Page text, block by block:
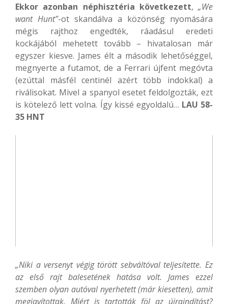
Ekkor azonban néphisztéria következett, „We
want Hunt”-ot skandálva a közönség nyomására
mégis rajthoz engedték, ráadásul eredeti
kockájából mehetett tovább – hivatalosan már
egyszer kiesve. James élt a második lehetőséggel,
megnyerte a futamot, de a Ferrari újfent megóvta
(ezúttal másfél centinél azért több indokkal) a
riválisokat. Mivel a spanyol esetet feldolgozták, ezt
is kötelező lett volna. Így kissé egyoldalú… LAU 58-
35 HNT
„Niki a versenyt végig törött sebváltóval teljesítette. Ez
az első rajt balesetének hatása volt. James ezzel
szemben olyan autóval nyerhetett (már kiesetten), amit
megjavítottak. Miért is tartották föl az újraindítást?